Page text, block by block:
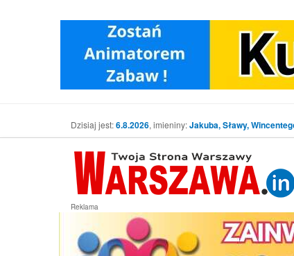
Dzisiaj jest:6.8.2026, imieniny:Jakuba, Sławy,
Reklama